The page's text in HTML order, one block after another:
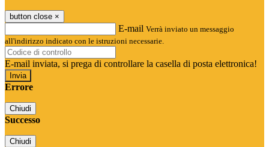
button close ×
E-mail Verrà inviato un messaggio
all'indirizzo indicato con le istruzioni necessarie.
E-mail inviata, si prega di controllare la casella di posta elettronica!
Errore
Chiudi
Successo
Chiudi